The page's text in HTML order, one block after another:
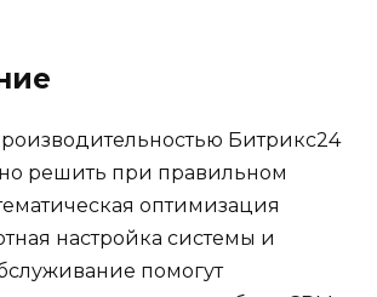
Битрикс24
решить при правильном
оптимизация
настройка системы и
помогут